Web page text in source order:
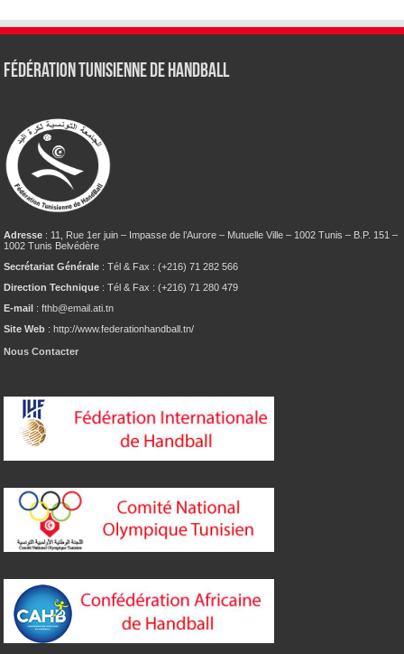
Fédération tunisienne de Handball
Adresse : 11, Rue 1er juin – Impasse de l’Aurore – Mutuelle Ville – 1002 Tunis – B.P. 151 –
1002 Tunis Belvédère
Secrétariat Générale : Tél & Fax : (+216) 71 282 566
Direction Technique : Tél & Fax : (+216) 71 280 479
E-mail : fthb@email.ati.tn
Site Web : http://www.federationhandball.tn/
Nous Contacter